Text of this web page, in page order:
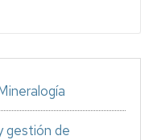
gestión de